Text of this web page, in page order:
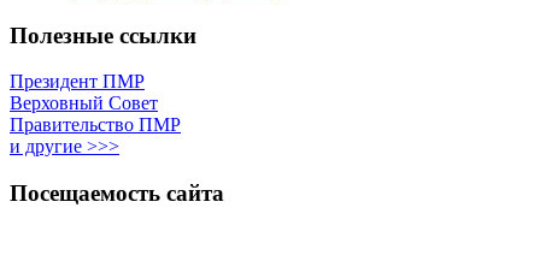
Полезные ссылки
Президент ПМР
Верховный Совет
Правительство ПМР
и другие >>>
Посещаемость сайта